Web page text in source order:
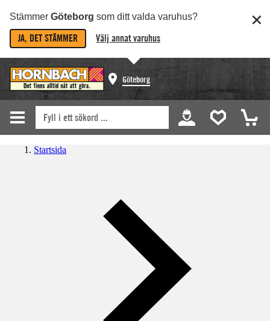
Stämmer Göteborg som ditt valda varuhus?
JA, DET STÄMMER Välj annat varuhus
Göteborg
Startsida